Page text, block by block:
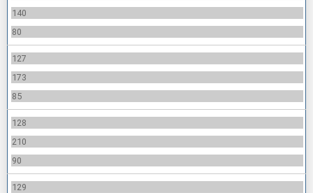
140
80
127
173
85
128
210
90
129